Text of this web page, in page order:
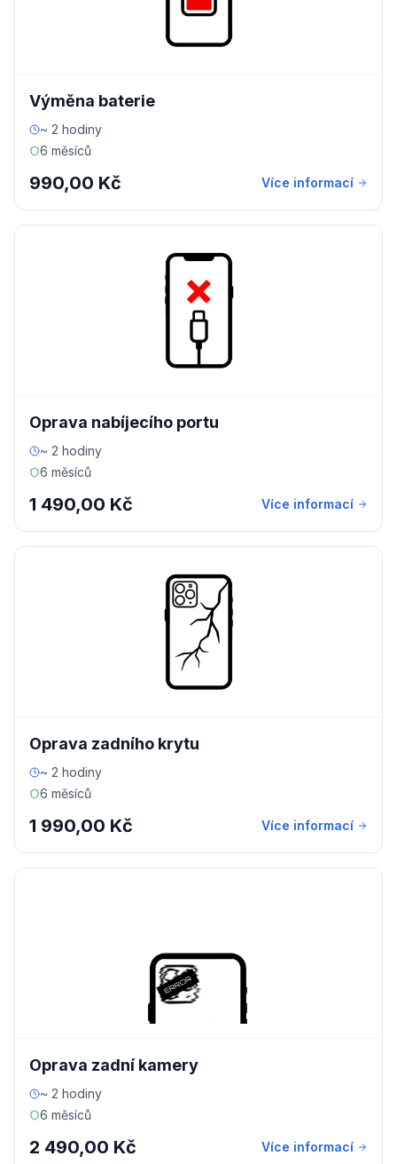
Výměna baterie
~ 2 hodiny
6 měsíců
990,00 Kč Více informací
Oprava nabíjecího portu
~ 2 hodiny
6 měsíců
1 490,00 Kč Více informací
Oprava zadního krytu
~ 2 hodiny
6 měsíců
1 990,00 Kč Více informací
Oprava zadní kamery
~ 2 hodiny
6 měsíců
2 490,00 Kč Více informací